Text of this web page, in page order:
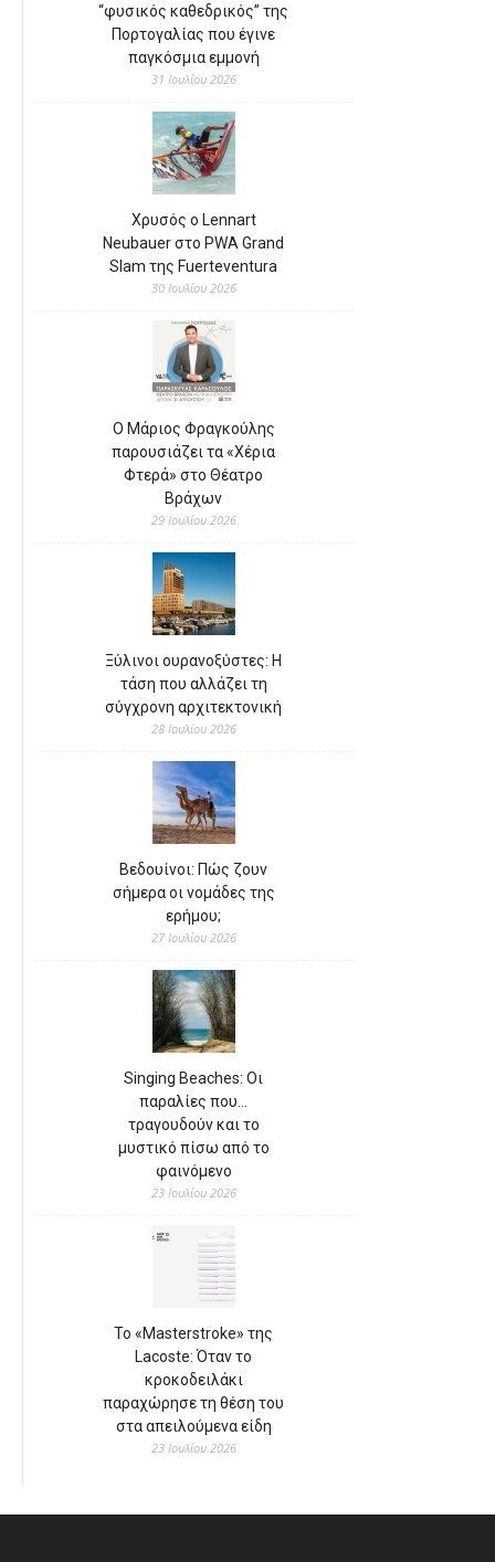
“φυσικός καθεδρικός” της
Πορτογαλίας που έγινε
παγκόσμια εμμονή
31 Ιουλίου 2026
Χρυσός ο Lennart
Neubauer στο PWA Grand
Slam της Fuerteventura
30 Ιουλίου 2026
Ο Μάριος Φραγκούλης
παρουσιάζει τα «Χέρια
Φτερά» στο Θέατρο
Βράχων
29 Ιουλίου 2026
Ξύλινοι ουρανοξύστες: Η
τάση που αλλάζει τη
σύγχρονη αρχιτεκτονική
28 Ιουλίου 2026
Βεδουίνοι: Πώς ζουν
σήμερα οι νομάδες της
ερήμου;
27 Ιουλίου 2026
Singing Beaches: Οι
παραλίες που…
τραγουδούν και το
μυστικό πίσω από το
φαινόμενο
23 Ιουλίου 2026
Το «Masterstroke» της
Lacoste: Όταν το
κροκοδειλάκι
παραχώρησε τη θέση του
στα απειλούμενα είδη
23 Ιουλίου 2026